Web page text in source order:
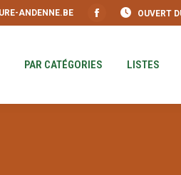
ANDENNE.BE
Facebook
opens
OUVERT
PAR CATÉGORIES LISTES
ÂGES PAR CATÉGORIES